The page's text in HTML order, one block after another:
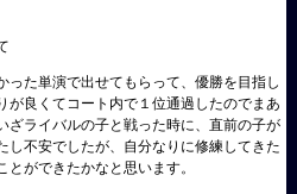
た単演で出せてもらって、優勝を目指し
が良くてコート内で１位通過したのでまあ
ざライバルの子と戦った時に、直前の子が
し不安でしたが、自分なりに修練してきた
ができたかなと思います。